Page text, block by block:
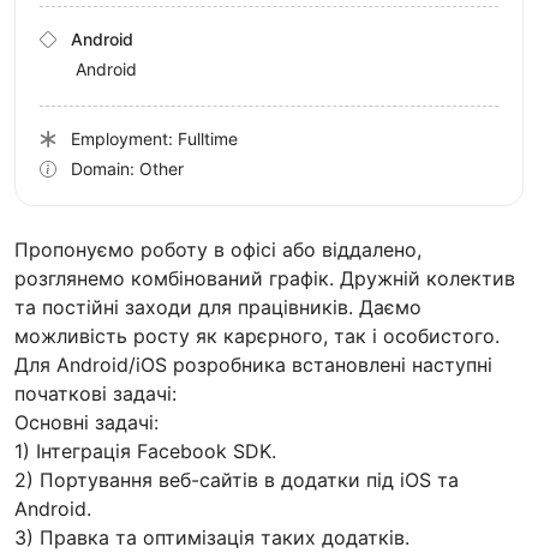
Пропонуємо роботу в офісі або віддалено,
розглянемо комбінований графік. Дружній колектив
та постійні заходи для працівників. Даємо
можливість росту як карєрного, так і особистого.
Для Android/iOS розробника встановлені наступні
початкові задачі:
Основні задачі:
1) Інтеграція Facebook SDK.
2) Портування веб-сайтів в додатки під iOS та
Android.
3) Правка та оптимізація таких додатків.
Android
Android
Employment: Fulltime
Domain: Other